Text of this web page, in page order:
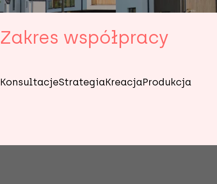
Zakres współpracy
KonsultacjeStrategiaKreacjaProdukcja